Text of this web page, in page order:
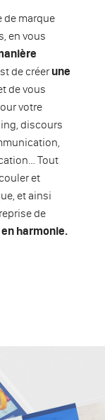
de marque
en vous
de créer une
de vous
votre
discours
Tout
et
et ainsi
de
harmonie.